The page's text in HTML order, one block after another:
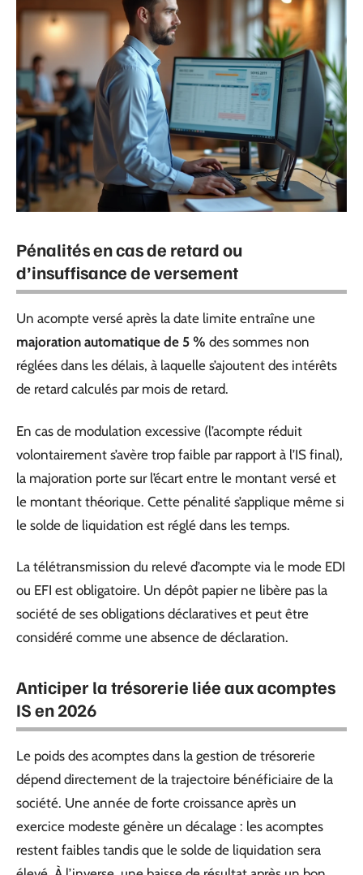
Pénalités en cas de retard ou
d’insuffisance de versement
Un acompte versé après la date limite entraîne une
majoration automatique de 5 % des sommes non
réglées dans les délais, à laquelle s’ajoutent des intérêts
de retard calculés par mois de retard.
En cas de modulation excessive (l’acompte réduit
volontairement s’avère trop faible par rapport à l’IS final),
la majoration porte sur l’écart entre le montant versé et
le montant théorique. Cette pénalité s’applique même si
le solde de liquidation est réglé dans les temps.
La télétransmission du relevé d’acompte via le mode EDI
ou EFI est obligatoire. Un dépôt papier ne libère pas la
société de ses obligations déclaratives et peut être
considéré comme une absence de déclaration.
Anticiper la trésorerie liée aux acomptes
IS en 2026
Le poids des acomptes dans la gestion de trésorerie
dépend directement de la trajectoire bénéficiaire de la
société. Une année de forte croissance après un
exercice modeste génère un décalage : les acomptes
restent faibles tandis que le solde de liquidation sera